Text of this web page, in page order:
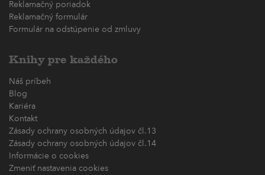
Reklamačný poriadok
Reklamačný formulár
Formulár na odstúpenie od zmluvy
Knihy pre každého
Náš príbeh
Blog
Kariéra
Kontakt
Zásady ochrany osobných údajov čl.13
Zásady ochrany osobných údajov čl.14
Informácie o cookies
Zmeniť nastavenia cookies